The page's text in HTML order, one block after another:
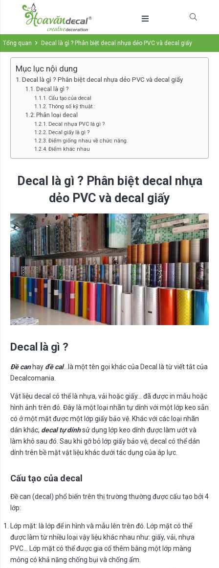
Tổng quan Decal là gì ? Phân biệt decal nhựa dẻo PVC và decal giấy
Mục lục nội dung
Decal là gì ? Phân biệt decal nhựa dẻo PVC và decal giấy
Decal là gì ?
Cấu tạo của decal
Thông số kỹ thuật :
Phân loại decal
Decal nhựa PVC là gì ?
Decal giấy là gì ?
Điểm giống nhau về chức năng.
Điểm khác nhau
Decal là gì ? Phân biệt decal nhựa
dẻo PVC và decal giấy
Decal là gì ?
Đề canhay đề cal…là một tên gọi khác của Decal là từ viết tắt của
Decalcomania.
Vật liệu decal có thể là nhựa, vải hoặc giấy… đã được in mẫu hoặc
hình ảnh trên đó. Đây là một loại nhãn tự dính với một lớp keo sẵn
có ở một mặt được một lớp giấy bảo vệ. Khác với các loại nhãn
dán khác, decal tự dínhsử dụng lớp keo dính được làm ướt và
làm khô sau đó. Sau khi gỡ bỏ lớp giấy bảo vệ, decal có thể dán
dính trên bề mặt vật liệu khác dưới tác dụng của áp lực.
Cấu tạo của decal
Đề can (decal) phổ biến trên thị trường thường được cấu tạo bởi 4
lớp:
Lớp mặt: là lớp để in hình và mẫu lên trên đó. Lớp mặt có thể
được làm từ nhiều loại vậy liệu khác nhau như: giấy, vải, nhựa
PVC… Lớp mặt có thể được gia cố thêm bằng một lớp màng
mỏng có khả năng chống bụi và chống ẩm.